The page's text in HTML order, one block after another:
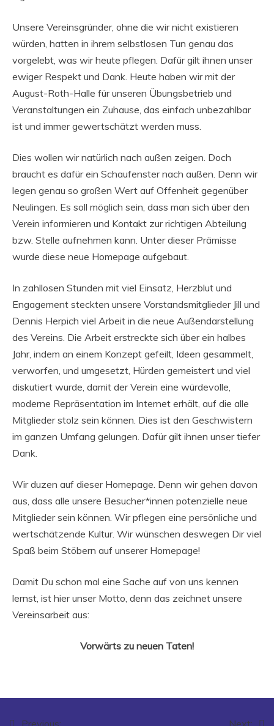
Unsere Vereinsgründer, ohne die wir nicht existieren
würden, hatten in ihrem selbstlosen Tun genau das
vorgelebt, was wir heute pflegen. Dafür gilt ihnen unser
ewiger Respekt und Dank. Heute haben wir mit der
August-Roth-Halle für unseren Übungsbetrieb und
Veranstaltungen ein Zuhause, das einfach unbezahlbar
ist und immer gewertschätzt werden muss.
Dies wollen wir natürlich nach außen zeigen. Doch
braucht es dafür ein Schaufenster nach außen. Denn wir
legen genau so großen Wert auf Offenheit gegenüber
Neulingen. Es soll möglich sein, dass man sich über den
Verein informieren und Kontakt zur richtigen Abteilung
bzw. Stelle aufnehmen kann. Unter dieser Prämisse
wurde diese neue Homepage aufgebaut.
In zahllosen Stunden mit viel Einsatz, Herzblut und
Engagement steckten unsere Vorstandsmitglieder Jill und
Dennis Herpich viel Arbeit in die neue Außendarstellung
des Vereins. Die Arbeit erstreckte sich über ein halbes
Jahr, indem an einem Konzept gefeilt, Ideen gesammelt,
verworfen, und umgesetzt, Hürden gemeistert und viel
diskutiert wurde, damit der Verein eine würdevolle,
moderne Repräsentation im Internet erhält, auf die alle
Mitglieder stolz sein können. Dies ist den Geschwistern
im ganzen Umfang gelungen. Dafür gilt ihnen unser tiefer
Dank.
Wir duzen auf dieser Homepage. Denn wir gehen davon
aus, dass alle unsere Besucher*innen potenzielle neue
Mitglieder sein können. Wir pflegen eine persönliche und
wertschätzende Kultur. Wir wünschen deswegen Dir viel
Spaß beim Stöbern auf unserer Homepage!
Damit Du schon mal eine Sache auf von uns kennen
lernst, ist hier unser Motto, denn das zeichnet unsere
Vereinsarbeit aus:
Vorwärts zu neuen Taten!
Previous:
Next: